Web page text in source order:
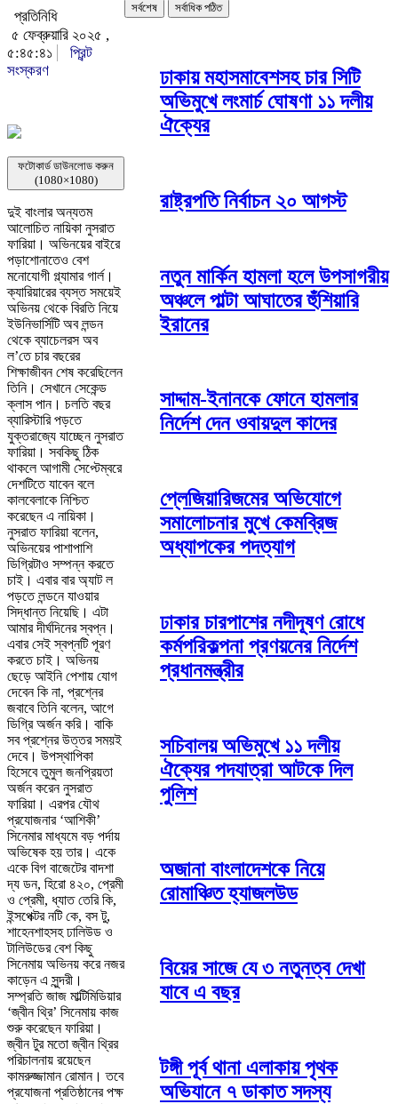
প্রতিনিধি
৫ ফেব্রুয়ারি ২০২৫ ,
৫:৪৫:৪১
প্রিন্ট
সংস্করণ
ফটোকার্ড ডাউনলোড করুন
(1080×1080)
দুই বাংলার অন্যতম
আলোচিত নায়িকা নুসরাত
ফারিয়া। অভিনয়ের বাইরে
পড়াশোনাতেও বেশ
মনোযোগী গ্ল্যামার গার্ল।
ক্যারিয়ারের ব্যস্ত সময়েই
অভিনয় থেকে বিরতি নিয়ে
ইউনিভার্সিটি অব লন্ডন
থেকে ব্যাচেলরস অব
ল’তে চার বছরের
শিক্ষাজীবন শেষ করেছিলেন
তিনি। সেখানে সেকেন্ড
ক্লাস পান। চলতি বছর
ব্যারিস্টারি পড়তে
যুক্তরাজ্যে যাচ্ছেন নুসরাত
ফারিয়া। সবকিছু ঠিক
থাকলে আগামী সেপ্টেম্বরে
দেশটিতে যাবেন বলে
কালবেলাকে নিশ্চিত
করেছেন এ নায়িকা।
নুসরাত ফারিয়া বলেন,
অভিনয়ের পাশাপাশি
ডিগ্রিটাও সম্পন্ন করতে
চাই। এবার বার অ্যাট ল
পড়তে লন্ডনে যাওয়ার
সিদ্ধান্ত নিয়েছি। এটা
আমার দীর্ঘদিনের স্বপ্ন।
এবার সেই স্বপ্নটি পূরণ
করতে চাই। অভিনয়
ছেড়ে আইনি পেশায় যোগ
দেবেন কি না, প্রশ্নের
জবাবে তিনি বলেন, আগে
ডিগ্রি অর্জন করি। বাকি
সব প্রশ্নের উত্তর সময়ই
দেবে। উপস্থাপিকা
হিসেবে তুমুল জনপ্রিয়তা
অর্জন করেন নুসরাত
ফারিয়া। এরপর যৌথ
প্রযোজনার ‘আশিকী’
সিনেমার মাধ্যমে বড় পর্দায়
অভিষেক হয় তার। একে
একে বিগ বাজেটের বাদশা
দ্য ডন, হিরো ৪২০, প্রেমী
ও প্রেমী, ধ্যাত তেরি কি,
ইন্সপেক্টর নটি কে, বস টু,
শাহেনশাহসহ ঢালিউড ও
টালিউডের বেশ কিছু
সিনেমায় অভিনয় করে নজর
কাড়েন এ সুন্দরী।
সম্প্রতি জাজ মাল্টিমিডিয়ার
‘জ্বীন থ্রি’ সিনেমায় কাজ
শুরু করেছেন ফারিয়া।
জ্বীন টুর মতো জ্বীন থ্রির
পরিচালনায় রয়েছেন
কামরুজ্জামান রোমান। তবে
প্রযোজনা প্রতিষ্ঠানের পক্ষ
সর্বশেষ সর্বাধিক পঠিত
ঢাকায় মহাসমাবেশসহ চার সিটি
অভিমুখে লংমার্চ ঘোষণা ১১ দলীয়
ঐক্যের
রাষ্ট্রপতি নির্বাচন ২০ আগস্ট
নতুন মার্কিন হামলা হলে উপসাগরীয়
অঞ্চলে পাল্টা আঘাতের হুঁশিয়ারি
ইরানের
সাদ্দাম-ইনানকে ফোনে হামলার
নির্দেশ দেন ওবায়দুল কাদের
প্লেজিয়ারিজমের অভিযোগে
সমালোচনার মুখে কেমব্রিজ
অধ্যাপকের পদত্যাগ
ঢাকার চারপাশের নদীদূষণ রোধে
কর্মপরিকল্পনা প্রণয়নের নির্দেশ
প্রধানমন্ত্রীর
সচিবালয় অভিমুখে ১১ দলীয়
ঐক্যের পদযাত্রা আটকে দিল
পুলিশ
অজানা বাংলাদেশকে নিয়ে
রোমাঞ্চিত হ্যাজলউড
বিয়ের সাজে যে ৩ নতুনত্ব দেখা
যাবে এ বছর
টঙ্গী পূর্ব থানা এলাকায় পৃথক
অভিযানে ৭ ডাকাত সদস্য